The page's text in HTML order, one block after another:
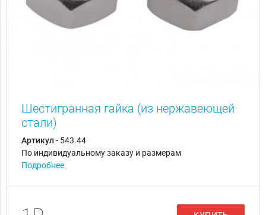
Шестигранная гайка (из нержавеющей
стали)
Артикул- 543.44
По индивидуальному заказу и размерам
Подробнее